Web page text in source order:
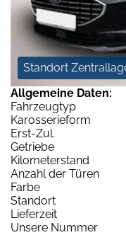
Standort
Allgemeine Daten:
Fahrzeugtyp
Karosserieform
Erst-Zul.
Getriebe
Kilometerstand
Anzahl der Türen
Farbe
Standort
Lieferzeit
Unsere Nummer